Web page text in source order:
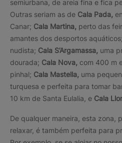
semiurbana, de areia fina e fica
Outras seriam as de Cala Pada,
Canar; Cala Martina, perto das
amantes dos desportos aquáticos;
nudista; Cala S’Argamassa, uma
dourada; Cala Nova, com 400 m
pinhal; Cala Mastella, uma
turquesa e perfeita para tomar
10 km de Santa Eulalia, e Cala
De qualquer maneira, esta zona,
relaxar, é também perfeita para